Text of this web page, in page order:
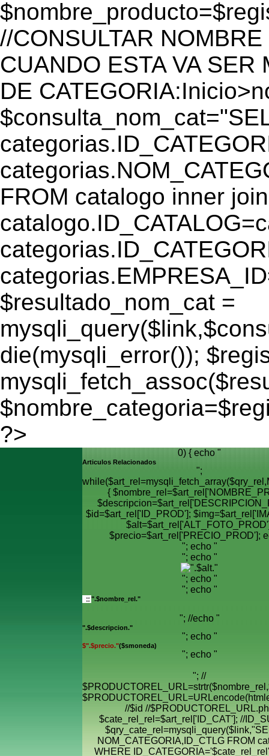
//CONSULTAR
CUANDO ESTA VA
DE
FROM catalogo inner
$resultado_nom_cat =
die(mysqli_error());
?>
0) { echo "
Articulos Relacionados
";
{
$id=$art_rel['ID_PROD'];
$precio=$art_rel['PRECIO_PROD'];
"; echo "
"; echo "
"; echo "
"; echo "
".$nombre_rel."
"; //echo "
".$descripcion."
"; echo "
$".$precio."($smoneda)
"; echo "
"; //
//$id //
$cate_rel_rel=$art_rel['ID_CAT']; //
NOM_CATEGORIA,ID_CTLG FROM
WHERE